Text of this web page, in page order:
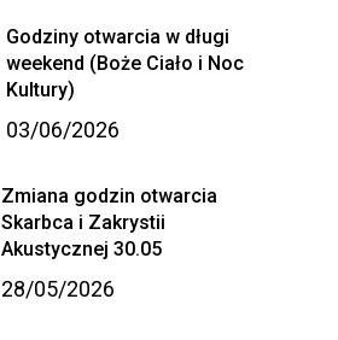
Godziny otwarcia w długi
weekend (Boże Ciało i Noc
Kultury)
03/06/2026
Zmiana godzin otwarcia
Skarbca i Zakrystii
Akustycznej 30.05
28/05/2026